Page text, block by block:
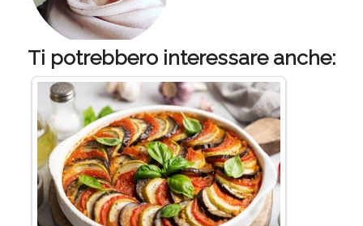
Ti potrebbero interessare anche: